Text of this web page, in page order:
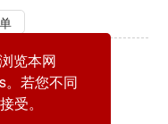
览本网
。若您不同
受。